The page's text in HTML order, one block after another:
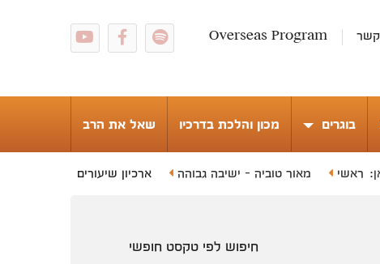
קשר Overseas Program
בוגרים מכון והלכת בדרכיו שאל את הרב
ראשי מאור טוביה - ישיבה גבוהה ארכיון שיעורים
חיפוש לפי טקסט חופשי